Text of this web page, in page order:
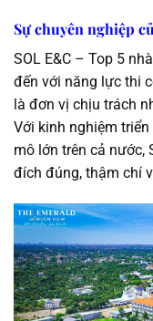
Sự chuyên nghiệp
SOL E&C – Top 5
đến với năng lực thi
là đơn vị chịu trách
Với kinh nghiệm
mô lớn trên cả nước,
đích đúng, thậm chí